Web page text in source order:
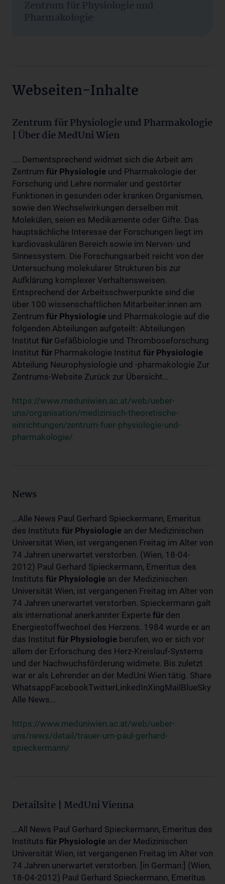
Zentrum für Physiologie und
Pharmakologie
Webseiten-Inhalte
Zentrum für Physiologie und Pharmakologie
| Über die MedUni Wien
.... Dementsprechend widmet sich die Arbeit am
Zentrum für Physiologie und Pharmakologie der
Forschung und Lehre normaler und gestörter
Funktionen in gesunden oder kranken Organismen,
sowie den Wechselwirkungen derselben mit
Molekülen, seien es Medikamente oder Gifte. Das
hauptsächliche Interesse der Forschungen liegt im
kardiovaskulären Bereich sowie im Nerven- und
Sinnessystem. Die Forschungsarbeit reicht von der
Untersuchung molekularer Strukturen bis zur
Aufklärung komplexer Verhaltensweisen.
Entsprechend der Arbeitsschwerpunkte sind die
über 100 wissenschaftlichen Mitarbeiter:innen am
Zentrum für Physiologie und Pharmakologie auf die
folgenden Abteilungen aufgeteilt: Abteilungen
Institut für Gefäßbiologie und Thromboseforschung
Institut für Pharmakologie Institut für Physiologie
Abteilung Neurophysiologie und -pharmakologie Zur
Zentrums-Website Zurück zur Übersicht...
https://www.meduniwien.ac.at/web/ueber-
uns/organisation/medizinisch-theoretische-
einrichtungen/zentrum-fuer-physiologie-und-
pharmakologie/
News
...Alle News Paul Gerhard Spieckermann, Emeritus
des Instituts für Physiologie an der Medizinischen
Universität Wien, ist vergangenen Freitag im Alter von
74 Jahren unerwartet verstorben. (Wien, 18-04-
2012) Paul Gerhard Spieckermann, Emeritus des
Instituts für Physiologie an der Medizinischen
Universität Wien, ist vergangenen Freitag im Alter von
74 Jahren unerwartet verstorben. Spieckermann galt
als international anerkannter Experte für den
Energiestoffwechsel des Herzens. 1984 wurde er an
das Institut für Physiologie berufen, wo er sich vor
allem der Erforschung des Herz-Kreislauf-Systems
und der Nachwuchsförderung widmete. Bis zuletzt
war er als Lehrender an der MedUni Wien tätig. Share
WhatsappFacebookTwitterLinkedInXingMailBlueSky
Alle News...
https://www.meduniwien.ac.at/web/ueber-
uns/news/detail/trauer-um-paul-gerhard-
spieckermann/
Detailsite | MedUni Vienna
...All News Paul Gerhard Spieckermann, Emeritus des
Instituts für Physiologie an der Medizinischen
Universität Wien, ist vergangenen Freitag im Alter von
74 Jahren unerwartet verstorben. [in German:] (Wien,
18-04-2012) Paul Gerhard Spieckermann, Emeritus